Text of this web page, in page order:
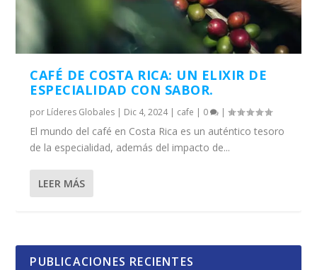
CAFÉ DE COSTA RICA: UN ELIXIR DE
ESPECIALIDAD CON SABOR.
por Líderes Globales | Dic 4, 2024| cafe | 0 |
El mundo del café en Costa Rica es un auténtico tesoro
de la especialidad, además del impacto de...
LEER MÁS
PUBLICACIONES RECIENTES